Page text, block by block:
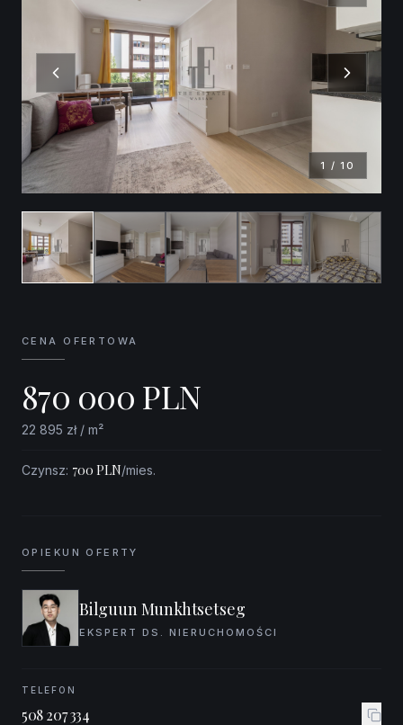
1 /10
CENA OFERTOWA
870 000 PLN
22 895 zł / m²
Czynsz: 700 PLN/mies.
OPIEKUN OFERTY
Bilguun Munkhtsetseg
EKSPERT DS. NIERUCHOMOŚCI
TELEFON
508 207 334